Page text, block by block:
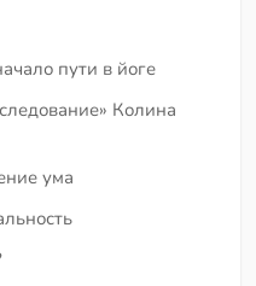
пути в йоге
Колина
ума